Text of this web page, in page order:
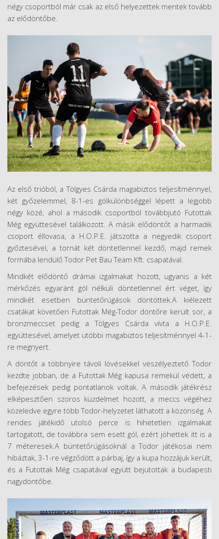
négy csoportból már csak az első helyezettek mentek tovább
az elődöntőbe.
Az első trióból, a Tölgyes Csárda magabiztos teljesítménnyel,
két győzelemmel, 8-1-es gólkülönbséggel lépett a legjobb
négy közé, ahol a második csoportból továbbjutó Futottak
Még együttesével találkozott. A másik elődöntőt a harmadik
csoport éllovasa, a H.O.P.E. játszotta a negyedik csoport
győztesével, a tornát két döntetlennel kezdő, majd remek
formába lendülő Todor Pet Bau Team Kft. csapatával.
Mindkét elődöntő drámai izgalmakat hozott, ugyanis a két
mérkőzés egyaránt gól nélküli döntetlennel ért véget, így
mindkét esetben büntetőrúgások döntöttek.A kiélezett
csatákat követően Futottak Még-Todor döntőre került sor, a
bronzmeccset pedig a Tölgyes Csárda vívta a H.O.P.E.
együttesével, amelyet utóbbi magabiztos teljesítménnyel 4-1-
re megnyert.
A döntőt a többnyire távoli lövésekkel veszélyeztető Todor
kezdte jobban, de a Futottak Még kapusa remekül védett, a
befejezések pedig pontatlanok voltak. A második játékrész
elképesztően szoros küzdelmet hozott, a meccs végéhez
közeledve egyre több Todor-helyzetet láthatott a közönség. A
rendes játékidő utolsó perce is hihetetlen izgalmakat
tartogatott, de továbbra sem esett gól, ezért jöhettek itt is a
7 méteresek.A büntetőrúgásoknál a Todor játékosai nem
hibáztak, 3-1-re végződött a párbaj, így a kupa hozzájuk került,
és a Futottak Még csapatával együtt bejutottak a budapesti
nagydöntőbe.